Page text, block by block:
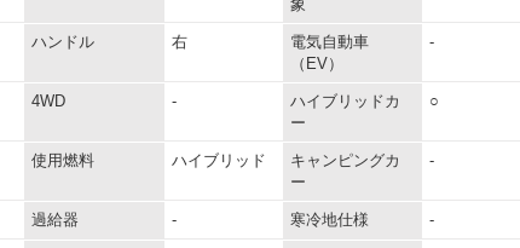
象
ハンドル 右
電気自動車
（EV）
-
4WD -
ハイブリッドカ
ー
○
使用燃料 ハイブリッド
キャンピングカ
ー
-
過給器 - 寒冷地仕様 -